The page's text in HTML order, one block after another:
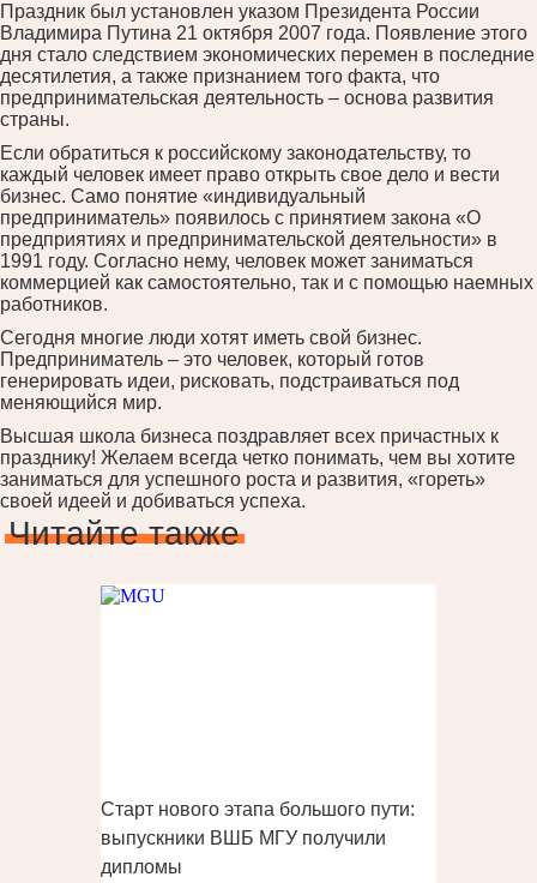
Праздник был установлен указом Президента России
Владимира Путина 21 октября 2007 года. Появление этого
дня стало следствием экономических перемен в последние
десятилетия, а также признанием того факта, что
предпринимательская деятельность – основа развития
страны.
Если обратиться к российскому законодательству, то
каждый человек имеет право открыть свое дело и вести
бизнес. Само понятие «индивидуальный
предприниматель» появилось с принятием закона «О
предприятиях и предпринимательской деятельности» в
1991 году. Согласно нему, человек может заниматься
коммерцией как самостоятельно, так и с помощью наемных
работников.
Сегодня многие люди хотят иметь свой бизнес.
Предприниматель – это человек, который готов
генерировать идеи, рисковать, подстраиваться под
меняющийся мир.
Высшая школа бизнеса поздравляет всех причастных к
празднику! Желаем всегда четко понимать, чем вы хотите
заниматься для успешного роста и развития, «гореть»
своей идеей и добиваться успеха.
Читайте также
Старт нового этапа большого пути:
выпускники ВШБ МГУ получили
дипломы